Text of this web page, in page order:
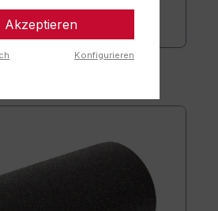
Akzeptieren
Konfigurieren